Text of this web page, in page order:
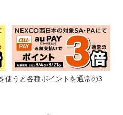
使うと各種ポイントを通常の3